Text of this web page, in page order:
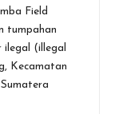
Field
tumpahan
ilegal (illegal
Kecamatan